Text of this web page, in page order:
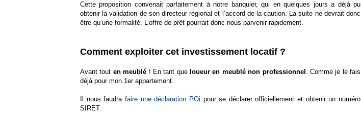
Cette proposition convenait parfaitement à notre banquier, qui en quelques jours a déjà pu
obtenir la validation de son directeur régional et l’accord de la caution. La suite ne devrait donc
être qu’une formalité. L’offre de prêt pourrait donc nous parvenir rapidement.
Comment exploiter cet investissement locatif ?
Avant tout en meublé ! En tant que loueur en meublé non professionnel . Comme je le fais
déjà pour mon 1er appartement.
Il nous faudra faire une déclaration POi pour se déclarer officiellement et obtenir un numéro
SIRET.